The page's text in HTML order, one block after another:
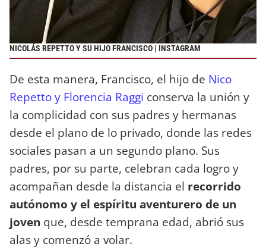
NICOLÁS REPETTO Y SU HIJO FRANCISCO | INSTAGRAM
De esta manera, Francisco, el hijo de Nico
Repetto y Florencia Raggi conserva la unión y
la complicidad con sus padres y hermanas
desde el plano de lo privado, donde las redes
sociales pasan a un segundo plano. Sus
padres, por su parte, celebran cada logro y
acompañan desde la distancia el recorrido
autónomo y el espíritu aventurero de un
joven que, desde temprana edad, abrió sus
alas y comenzó a volar.